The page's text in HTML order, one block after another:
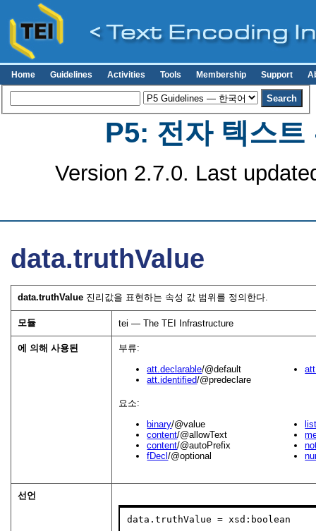
Home Guidelines Activities Tools Membership Support
P5: 전자 텍스트
Version 2.7.0. Last
data.truthValue
data.truthValue 진리값을 표현하는 속성 값 범위를 정의한다.
모듈 tei — The TEI Infrastructure
에 의해 사용된
부류:
att.declarable/@default
att.identified/@predeclare
요소:
binary/@value
content/@allowText
content/@autoPrefix
fDecl/@optional
선언
data.truthValue = xsd:boolean